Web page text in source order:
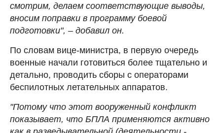
смотрим, делаем соответствующие выводы,
вносим поправки в программу боевой
подготовки", – добавил он.
По словам вице-министра, в первую очередь
военные начали готовиться более тщательно и
детально, проводить сборы с операторами
беспилотных летательных аппаратов.
"Потому что этот вооруженный конфликт
показывает, что БПЛА применяются активно